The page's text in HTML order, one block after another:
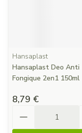
Hansaplast
Hansaplast Deo Anti
Fongique 2en1 150ml
8,79 €